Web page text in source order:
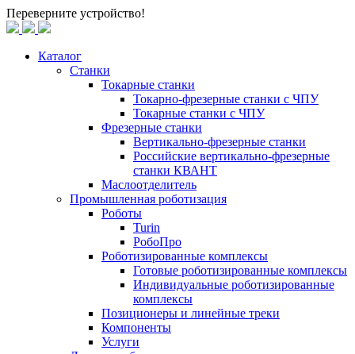
Переверните устройство!
Каталог
Станки
Токарные станки
Токарно-фрезерные станки c ЧПУ
Токарные станки с ЧПУ
Фрезерные станки
Вертикально-фрезерные станки
Российские вертикально-фрезерные
станки КВАНТ
Маслоотделитель
Промышленная роботизация
Роботы
Turin
РобоПро
Роботизированные комплексы
Готовые роботизированные комплексы
Индивидуальные роботизированные
комплексы
Позиционеры и линейные треки
Компоненты
Услуги